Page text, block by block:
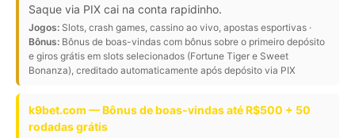
Saque via PIX cai na conta rapidinho.
Jogos: Slots, crash games, cassino ao vivo, apostas esportivas ·
Bônus: Bônus de boas-vindas com bônus sobre o primeiro depósito
e giros grátis em slots selecionados (Fortune Tiger e Sweet
Bonanza), creditado automaticamente após depósito via PIX
k9bet.com — Bônus de boas-vindas até R$500 + 50
rodadas grátis